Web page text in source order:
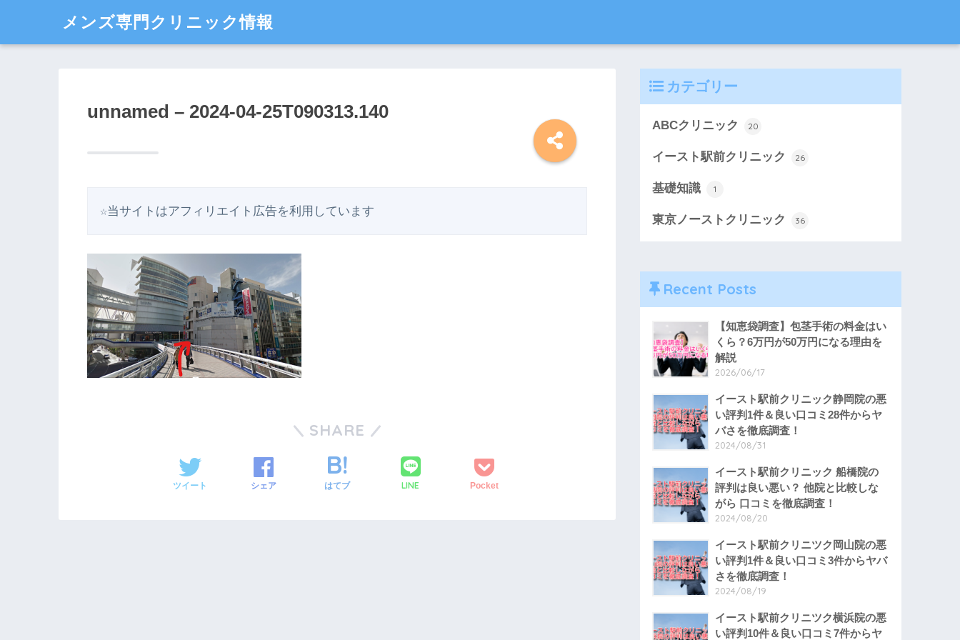
メンズ専門クリニック情報
unnamed – 2024-04-25T090313.140
☆当サイトはアフィリエイト広告を利用しています
SHARE
ツイート シェア はてブ LINE Pocket
カテゴリー
ABCクリニック 20
イースト駅前クリニック 26
基礎知識 1
東京ノーストクリニック 36
Recent Posts
【知恵袋調査】包茎手術の料金はい
くら？6万円が50万円になる理由を
解説
2026/06/17
イースト駅前クリニック静岡院の悪
い評判1件＆良い口コミ28件からヤ
バさを徹底調査！
2024/08/31
イースト駅前クリニック 船橋院の
評判は良い悪い？ 他院と比較しな
がら 口コミを徹底調査！
2024/08/20
イースト駅前クリニツク岡山院の悪
い評判1件＆良い口コミ3件からヤバ
さを徹底調査！
2024/08/19
イースト駅前クリニツク横浜院の悪
い評判10件＆良い口コミ7件からヤ